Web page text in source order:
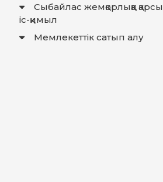
Сыбайлас жемқорлыққа қарсы
іс-қимыл
Мемлекеттiк сатып алу